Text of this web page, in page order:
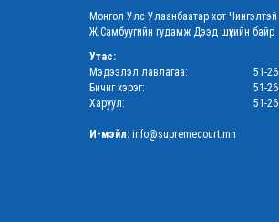
энержи”
иудын
хэлэлцлээ
Монгол Улс Улаанбаатар хот Чингэлтэй
Ж.Самбуугийн гудамж Дээд шүүхийн байр
Утас:
Мэдээлэл лавлагаа:
51-
Бичиг хэрэг:
51-
Харуул:
51-
И-мэйл: info@supremecourt.mn